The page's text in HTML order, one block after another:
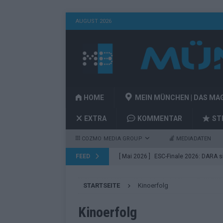
AUGUST 2026
HOME MEIN MÜNCHEN | DAS
EXTRA KOMMENTAR
COZMO MEDIA GROUP MEDIADATEN
FEED [ Mai 2026 ] ESC-Finale 2026:
Acts EUROVISION
STARTSEITE Kinoerfolg
Kinoerfolg